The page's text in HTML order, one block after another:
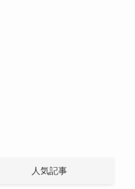
人気記事